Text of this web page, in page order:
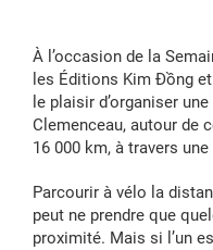
À l’occasion de la
les Éditions Kim Đồng
le plaisir d’organiser
Clemenceau, autour de
16 000 km, à travers
Parcourir à vélo la
peut ne prendre que
proximité. Mais si l’un